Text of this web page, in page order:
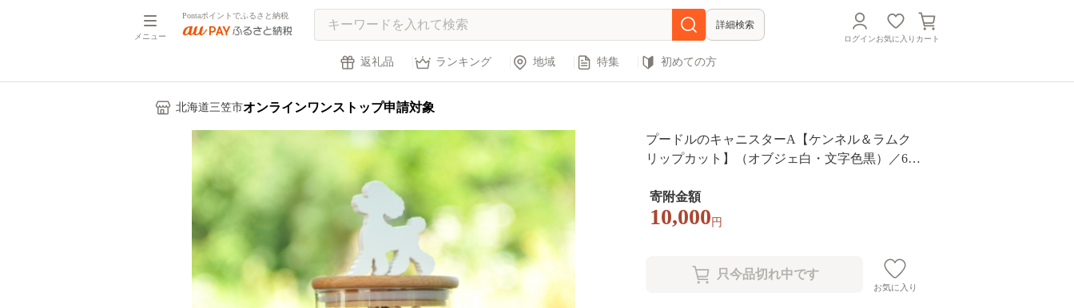
メニュー
Pontaポイントでふるさと納税
詳細検索
ログインお気に入り カート
返礼品 ランキング 地域 特集 初めての方
北海道三笠市オンラインワンストップ申請対象
プードルのキャニスターA【ケンネル＆ラムク
リップカット】（オブジェ白・文字色黒）／600
寄附金額
10,000 円
お気に入り